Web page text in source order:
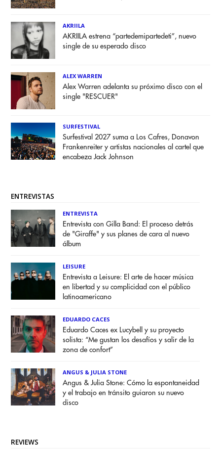
AKRIILA
AKRIILA estrena “partedemipartedeti”, nuevo
single de su esperado disco
ALEX WARREN
Alex Warren adelanta su próximo disco con el
single "RESCUER"
SURFESTIVAL
Surfestival 2027 suma a Los Cafres, Donavon
Frankenreiter y artistas nacionales al cartel que
encabeza Jack Johnson
ENTREVISTAS
ENTREVISTA
Entrevista con Gilla Band: El proceso detrás
de "Giraffe" y sus planes de cara al nuevo
álbum
LEISURE
Entrevista a Leisure: El arte de hacer música
en libertad y su complicidad con el público
latinoamericano
EDUARDO CACES
Eduardo Caces ex Lucybell y su proyecto
solista: “Me gustan los desafíos y salir de la
zona de confort”
ANGUS & JULIA STONE
Angus & Julia Stone: Cómo la espontaneidad
y el trabajo en tránsito guiaron su nuevo
disco
REVIEWS